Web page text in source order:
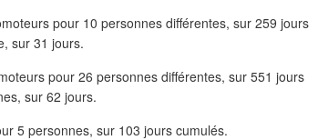
pour 10 personnes différentes, sur 259 jours
sur 31 jours.
pour 26 personnes différentes, sur 551 jours
sur 62 jours.
5 personnes, sur 103 jours cumulés.